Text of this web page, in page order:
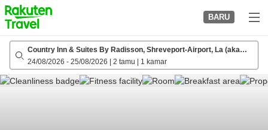
to
top
page
BARU
Country Inn & Suites By Radisson, Shreveport-Airport, La (aka
Candlewood Suites Shreveport)
24/08/2026 - 25/08/2026 2 tamu 1 kamar